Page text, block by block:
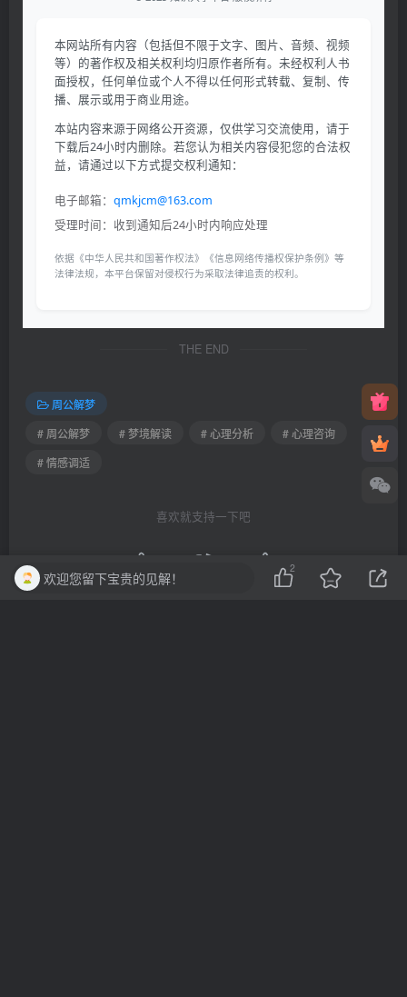
本网站所有内容（包括但不限于文字、图片、音频、视频
等）的著作权及相关权利均归原作者所有。未经权利人书
面授权，任何单位或个人不得以任何形式转载、复制、传
播、展示或用于商业用途。
本站内容来源于网络公开资源，仅供学习交流使用，请于
下载后24小时内删除。若您认为相关内容侵犯您的合法权
益，请通过以下方式提交权利通知：
电子邮箱： qmkjcm@163.com
受理时间：收到通知后24小时内响应处理
依据《中华人民共和国著作权法》《信息网络传播权保护条例》等
法律法规，本平台保留对侵权行为采取法律追责的权利。
THE END
周公解梦
# 周公解梦
# 梦境解读 # 心理分析
# 心理咨询
# 情感调适
喜欢就支持一下吧
点赞2 收藏
欢迎您留下宝贵的见解！
2